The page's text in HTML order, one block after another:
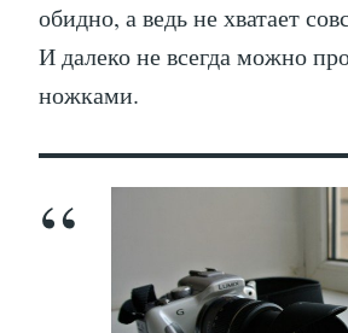
обидно, а ведь не хватает
И далеко не всегда можно
ножками.